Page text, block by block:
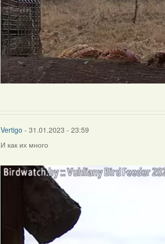
Vertigo - 31.01.2023 - 23:59
И как их много